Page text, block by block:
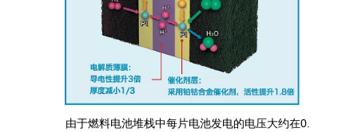
由于燃料电池堆栈中每片电池发电的电压大约在0.